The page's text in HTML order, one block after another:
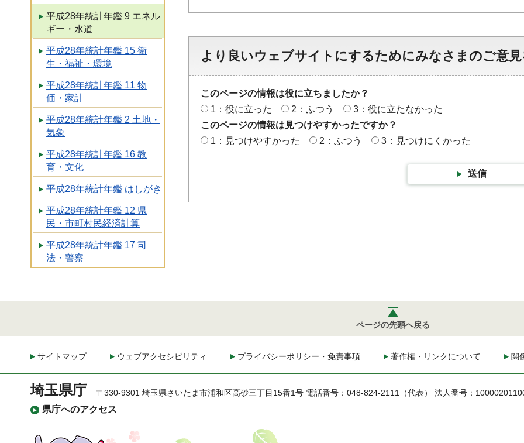
平成28年統計年鑑 9 エネル
ギー・水道
平成28年統計年鑑 15 衛
生・福祉・環境
平成28年統計年鑑 11 物
価・家計
平成28年統計年鑑 2 土地・
気象
平成28年統計年鑑 16 教
育・文化
平成28年統計年鑑 はしがき
平成28年統計年鑑 12 県
民・市町村民経済計算
平成28年統計年鑑 17 司
法・警察
より良いウェブサイトにするためにみなさまのご意
このページの情報は役に立ちましたか？
1：役に立った
2：ふつう
3：役に立たなかった
このページの情報は見つけやすかったですか？
1：見つけやすかった
2：ふつう 3：見つけにくかった
送信
ページの先頭へ戻る
サイトマップ ウェブアクセシビリティ プライバシーポリシー・免責事項 著作権・リンクについて 関
埼玉県庁
県庁へのアクセス
〒330-9301 埼玉県さいたま市浦和区高砂三丁目15番1号 電話番号：048-824-2111（代表） 法人番号：